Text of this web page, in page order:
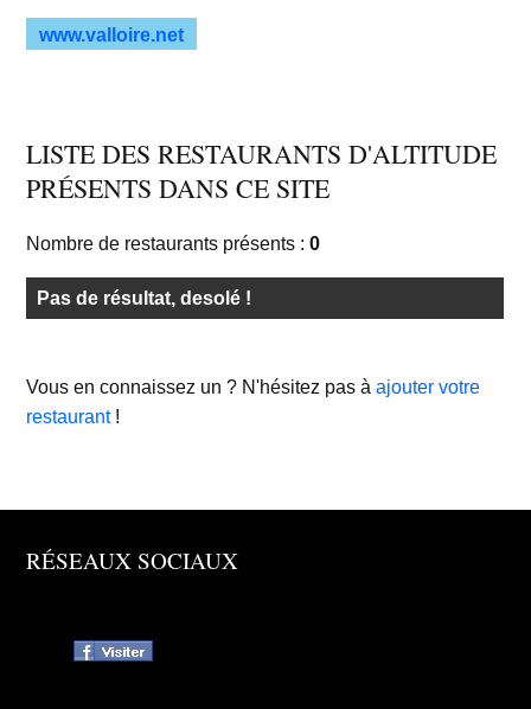
www.valloire.net
LISTE DES RESTAURANTS D'ALTITUDE
PRÉSENTS DANS CE SITE
Nombre de restaurants présents :0
Pas de résultat, desolé !
Vous en connaissez un ? N'hésitez pas àajouter votre
restaurant!
RÉSEAUX SOCIAUX